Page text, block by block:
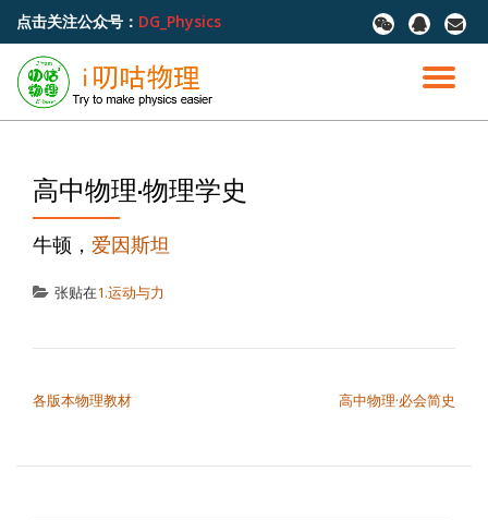
容
点击关注公众号： DG_Physics
fa-
wechat
fa-
qq
fa-
切
高中物理·物理学史
牛顿， 爱因斯坦
张贴在1.运动与力
各版本物理教材 高中物理·必会简史